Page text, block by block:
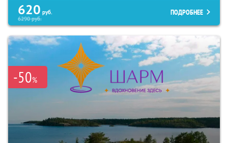
620 руб.
6290руб.
ПОДРОБНЕЕ
-50%